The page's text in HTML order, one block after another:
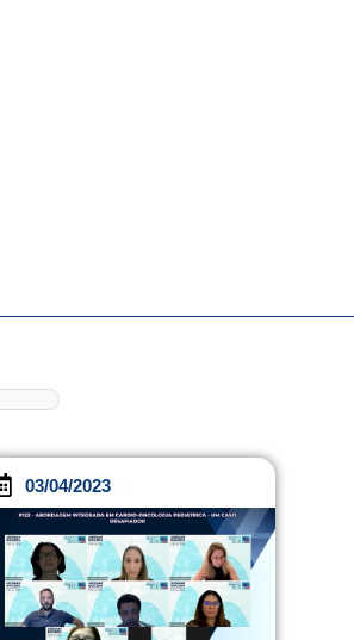
03/04/2023